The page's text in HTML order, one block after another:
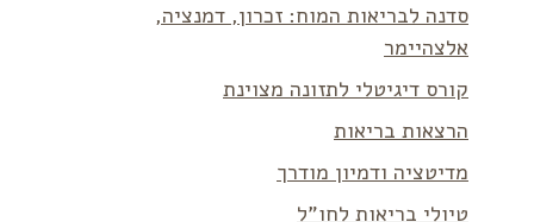
סדנה לבריאות המוח: זכרון, דמנציה,
אלצהיימר
קורס דיגיטלי לתזונה מצוינת
הרצאות בריאות
מדיטציה ודמיון מודרך
טיולי בריאות לחו”ל